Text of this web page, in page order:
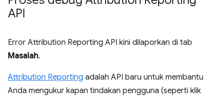
API
Error Attribution Reporting API kini dilaporkan di tab
Masalah.
Attribution Reporting adalah API baru untuk membantu
Anda mengukur kapan tindakan pengguna (seperti klik